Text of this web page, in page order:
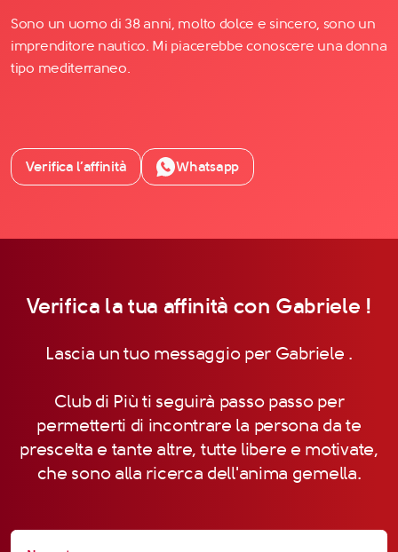
Sono un uomo di 38 anni, molto dolce e sincero, sono un
imprenditore nautico. Mi piacerebbe conoscere una donna
tipo mediterraneo.
Verifica l’affinità Whatsapp
Verifica la tua affinità con Gabriele !
Lascia un tuo messaggio per Gabriele .
Club di Più ti seguirà passo passo per
permetterti di incontrare la persona da te
prescelta e tante altre, tutte libere e motivate,
che sono alla ricerca dell'anima gemella.